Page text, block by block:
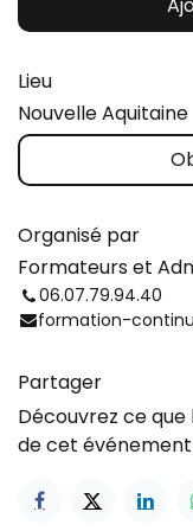
Lieu
Nouvelle Aquitaine
Organisé par
Formateurs et
06.07.79.94.40
formation-
Partager
Découvrez ce
de cet